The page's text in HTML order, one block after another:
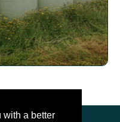
with a better